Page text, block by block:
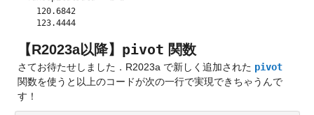
  120.6842
  123.4444
【R2023a以降】 pivot 関数
さてお待たせしました．R2023a で新しく追加された pivot
関数を使うと以上のコードが次の一行で実現できちゃうんで
す！